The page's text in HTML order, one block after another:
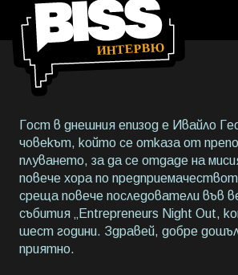
Гост в днешния епизод е Ивайло
човекът, който се отказа от
плуването, за да се отдаде на
повече хора по
среща повече последователи във
събития „Entrepreneurs Night Out,
шест години. Здравей, добре
приятно.